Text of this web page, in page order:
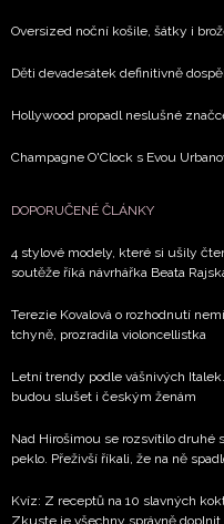
Přihlášením k
potvrzujete, že jste se
vyhodnocení akce a
Chcete navíc dostávat
zpracováním údajů k
soukromí
Oversized noční košile, šátky i
Děti devadesátek definitivně
Hollywood propadl neslušné
Champagne O'Clock s Evou
DOPORUČENÉ ČLÁNKY
4 stylové modely, které si ušily
soutěže říká návrhářka Beata
Terezie Kovalová o rozhodnutí
tchyně, prozradila violoncellistka
Letní trendy podle vášnivých
budou slušet i českým ženám
Nad Hirošimou se rozsvítilo druhé
peklo. Přeživší říkali, že na ně
Kvíz: Z receptů na 10 slavných
Zkuste je všechny správně doplnit